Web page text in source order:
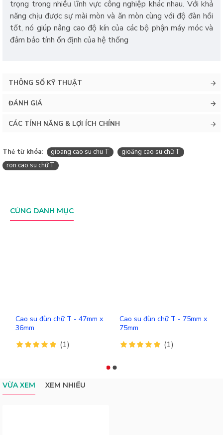
trọng trong nhiều lĩnh vực công nghiệp khác nhau. Với khả
năng chịu được sự mài mòn và ăn mòn cùng với độ đàn hồi
tốt, nó giúp nâng cao độ kín của các bộ phận máy móc và
đảm bảo tính ổn định của hệ thống
THÔNG SỐ KỸ THUẬT
ĐÁNH GIÁ
CÁC TÍNH NĂNG & LỢI ÍCH CHÍNH
Thẻ từ khóa: gioang cao su chu T
gioăng cao su chữ T
ron cao su chữ T
CÙNG DANH MỤC
Cao su đùn chữ T - 47mm x
36mm
(1)
Cao su đùn chữ T - 75mm x
75mm
(1)
VỪA XEM XEM NHIỀU